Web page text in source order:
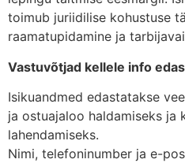
toimub juriidilise kohustuse
raamatupidamine ja
Vastuvõtjad kellele info
Isikuandmed edastatakse
ja ostuajaloo haldamiseks ja
lahendamiseks.
Nimi, telefoninumber ja e-